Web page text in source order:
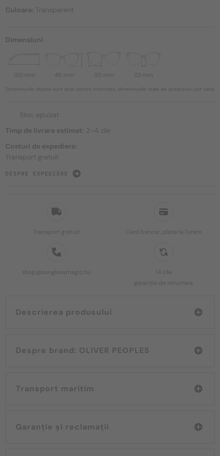
Transport gratuit Card bancar, plata la livrare
shop@sunglassmagic.hu
14 zile
garanție de returnare
Descrierea produsului
Despre brand: OLIVER PEOPLES
Transport maritim
Garanție și reclamații
Culoare: Transparent
Dimensiuni
150 mm 46 mm 50 mm 23 mm
Dimensiunile afișate sunt doar pentru informare, dimensiunile reale ale produsului pot varia.
Stoc epuizat
Timp de livrare estimat: 2–4 zile
Costuri de expediere:
Transport gratuit
DESPRE EXPEDIERE